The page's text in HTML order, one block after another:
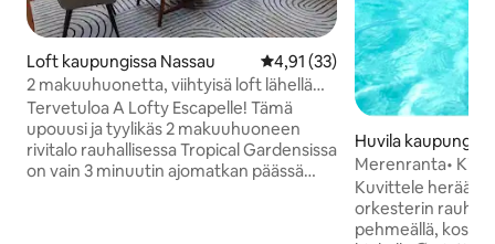
Loft kaupungissa Nassau Keskimääräinen arvio 4,91/5,
4,91 (33)
2 makuuhuonetta, viihtyisä loft lähellä
rantaa ja lentokenttää
Tervetuloa A Lofty Escapelle! Tämä
upouusi ja tyylikäs 2 makuuhuoneen
rivitalo rauhallisessa Tropical Gardensissa
on vain 3 minuutin ajomatkan päässä
Huvila
Merenranta•
Lentokenttä
Kuvittele
orkesterin
pehmeällä,